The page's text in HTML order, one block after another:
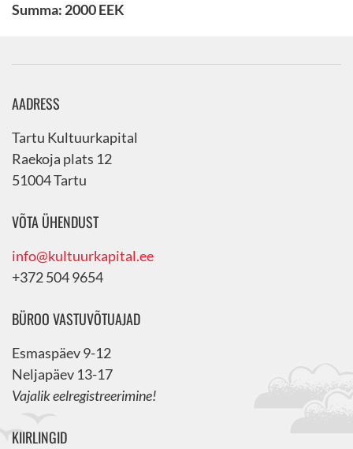
Summa: 2000 EEK
AADRESS
Tartu Kultuurkapital
Raekoja plats 12
51004 Tartu
VÕTA ÜHENDUST
info@kultuurkapital.ee
+372 504 9654
BÜROO VASTUVÕTUAJAD
Esmaspäev 9-12
Neljapäev 13-17
Vajalik eelregistreerimine!
KIIRLINGID